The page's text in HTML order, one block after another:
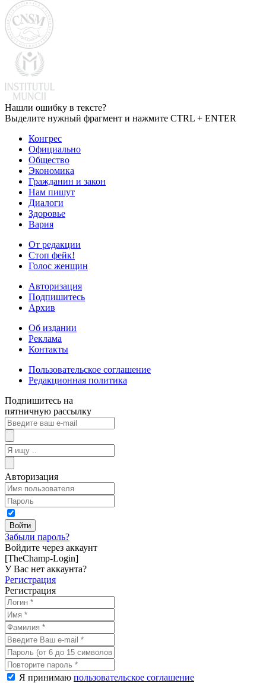
Нашли ошибку в тексте?
Выделите нужный фрагмент и нажмите CTRL + ENTER
Конгрес
Официально
Общество
Экономика
Гражданин и закон
Нам пишут
Диалоги
Здоровье
Вария
От редакции
Стоп фейк!
Голос женщин
Авторизация
Подпишитесь
Архив
Об издании
Реклама
Контакты
Пользовательское соглашение
Редакционная политика
Подпишитесь на
пятничную рассылку
Авторизация
Забыли пароль?
Войдите через аккаунт
[TheChamp-Login]
У Вас нет аккаунта?
Регистрация
Регистрация
Я принимаю пользовательское соглашение